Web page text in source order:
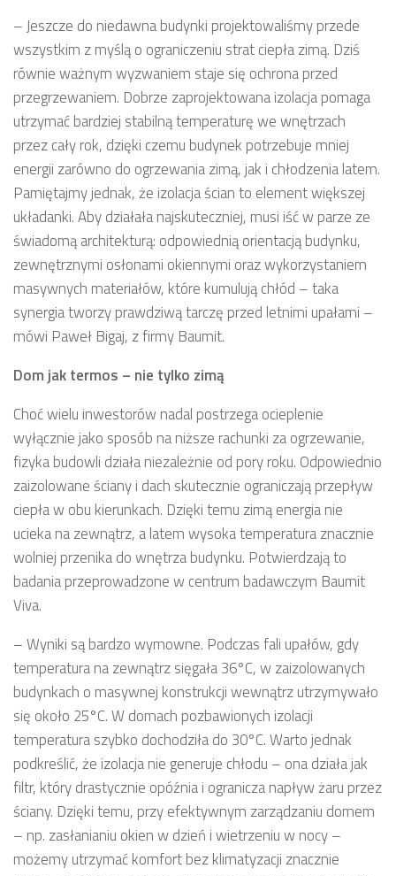
– Jeszcze do niedawna budynki projektowaliśmy przede
wszystkim z myślą o ograniczeniu strat ciepła zimą. Dziś
równie ważnym wyzwaniem staje się ochrona przed
przegrzewaniem. Dobrze zaprojektowana izolacja pomaga
utrzymać bardziej stabilną temperaturę we wnętrzach
przez cały rok, dzięki czemu budynek potrzebuje mniej
energii zarówno do ogrzewania zimą, jak i chłodzenia latem.
Pamiętajmy jednak, że izolacja ścian to element większej
układanki. Aby działała najskuteczniej, musi iść w parze ze
świadomą architekturą: odpowiednią orientacją budynku,
zewnętrznymi osłonami okiennymi oraz wykorzystaniem
masywnych materiałów, które kumulują chłód – taka
synergia tworzy prawdziwą tarczę przed letnimi upałami –
mówi Paweł Bigaj, z firmy Baumit.
Dom jak termos – nie tylko zimą
Choć wielu inwestorów nadal postrzega ocieplenie
wyłącznie jako sposób na niższe rachunki za ogrzewanie,
fizyka budowli działa niezależnie od pory roku. Odpowiednio
zaizolowane ściany i dach skutecznie ograniczają przepływ
ciepła w obu kierunkach. Dzięki temu zimą energia nie
ucieka na zewnątrz, a latem wysoka temperatura znacznie
wolniej przenika do wnętrza budynku. Potwierdzają to
badania przeprowadzone w centrum badawczym Baumit
Viva.
– Wyniki są bardzo wymowne. Podczas fali upałów, gdy
temperatura na zewnątrz sięgała 36°C, w zaizolowanych
budynkach o masywnej konstrukcji wewnątrz utrzymywało
się około 25°C. W domach pozbawionych izolacji
temperatura szybko dochodziła do 30°C. Warto jednak
podkreślić, że izolacja nie generuje chłodu – ona działa jak
filtr, który drastycznie opóźnia i ogranicza napływ żaru przez
ściany. Dzięki temu, przy efektywnym zarządzaniu domem
– np. zasłanianiu okien w dzień i wietrzeniu w nocy –
możemy utrzymać komfort bez klimatyzacji znacznie